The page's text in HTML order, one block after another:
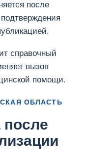
после
справочный
вызов
помощи.
ОБЛАСТЬ